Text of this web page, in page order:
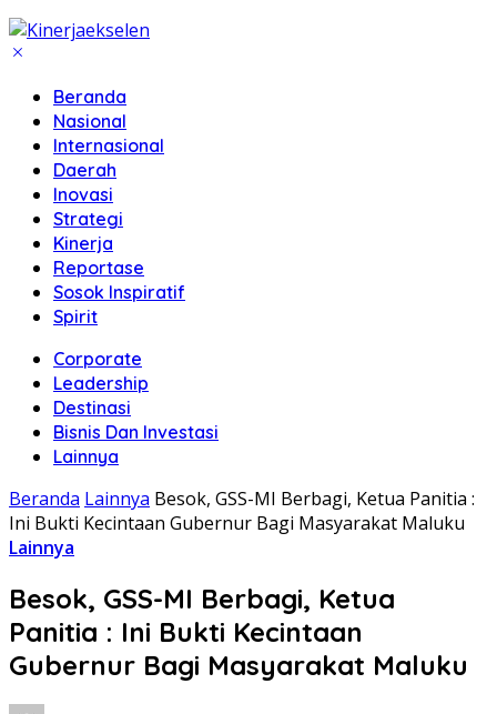
Beranda
Nasional
Internasional
Daerah
Inovasi
Strategi
Kinerja
Reportase
Sosok Inspiratif
Spirit
Corporate
Leadership
Destinasi
Bisnis Dan Investasi
Lainnya
Beranda Lainnya Besok, GSS-MI Berbagi, Ketua Panitia :
Ini Bukti Kecintaan Gubernur Bagi Masyarakat Maluku
Lainnya
Besok, GSS-MI Berbagi, Ketua
Panitia : Ini Bukti Kecintaan
Gubernur Bagi Masyarakat Maluku